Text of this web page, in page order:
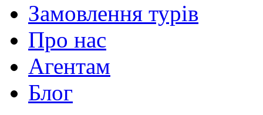
Замовлення турів
Про нас
Агентам
Блог